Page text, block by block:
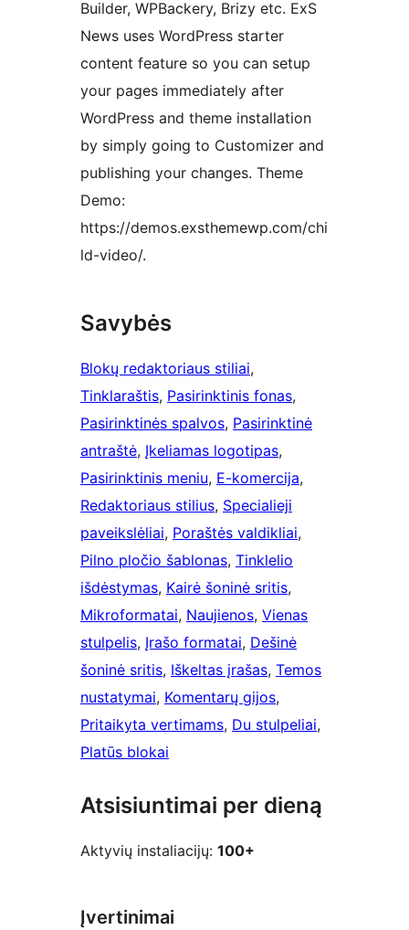
Builder, WPBackery, Brizy etc. ExS
News uses WordPress starter
content feature so you can setup
your pages immediately after
WordPress and theme installation
by simply going to Customizer and
publishing your changes. Theme
Demo:
https://demos.exsthemewp.com/chi
ld-video/.
Savybės
Blokų redaktoriaus stiliai
Tinklaraštis, Pasirinktinis fonas
Pasirinktinės spalvos, Pasirinktinė
antraštė, Įkeliamas logotipas
Pasirinktinis meniu, E-komercija
Redaktoriaus stilius, Specialieji
paveikslėliai, Poraštės valdikliai
Pilno pločio šablonas, Tinklelio
išdėstymas, Kairė šoninė sritis
Mikroformatai, Naujienos, Vienas
stulpelis, Įrašo formatai, Dešinė
šoninė sritis, Iškeltas įrašas, Temos
nustatymai, Komentarų gijos
Pritaikyta vertimams, Du stulpeliai
Platūs blokai
Atsisiuntimai per dieną
Aktyvių instaliacijų: 100+
Įvertinimai